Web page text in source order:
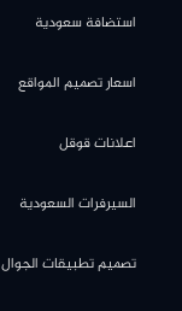
استضافة سعودية
اسعار تصميم المواقع
اعلانات قوقل
السيرفرات السعودية
تصميم تطبيقات الجوال